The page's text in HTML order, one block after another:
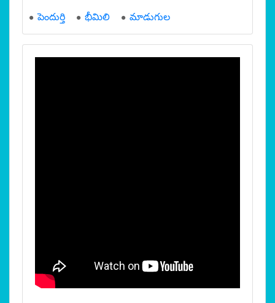
పెందుర్తి
భీమిలి మాడుగుల